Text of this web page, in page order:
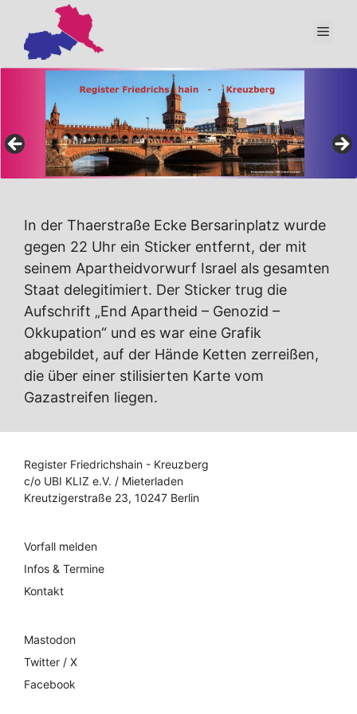
Inhalt
springen
In der Thaerstraße Ecke Bersarinplatz wurde
gegen 22 Uhr ein Sticker entfernt, der mit
seinem Apartheidvorwurf Israel als gesamten
Staat delegitimiert. Der Sticker trug die
Aufschrift „End Apartheid – Genozid –
Okkupation“ und es war eine Grafik
abgebildet, auf der Hände Ketten zerreißen,
die über einer stilisierten Karte vom
Gazastreifen liegen.
Register Friedrichshain - Kreuzberg
c/o UBI KLIZ e.V. / Mieterladen
Kreutzigerstraße 23, 10247 Berlin
Vorfall melden
Infos & Termine
Kontakt
Mastodon
Twitter / X
Facebook